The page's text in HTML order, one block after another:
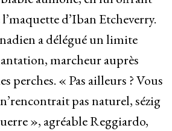
d’Iban Etcheverry.
a délégué un limite
marcheur auprès
perches. « Pas ailleurs ? Vous
pas naturel, sézig
», agréable Reggiardo,